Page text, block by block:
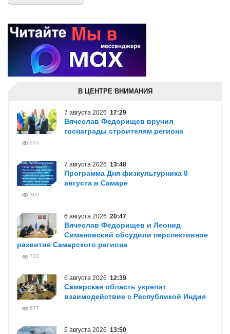
В ЦЕНТРЕ ВНИМАНИЯ
7 августа 2026 17:29
Вячеслав Федорищев вручил
госнаграды строителям региона
235
7 августа 2026 13:48
Программа Дня физкультурника 8
августа в Самаре
360
6 августа 2026 20:47
Вячеслав Федорищев и Леонид
Симановский обсудили перспективное
развитие Самарского региона
733
6 августа 2026 12:39
Самарская область укрепит
взаимодействие с Республикой Индия
677
5 августа 2026 13:50